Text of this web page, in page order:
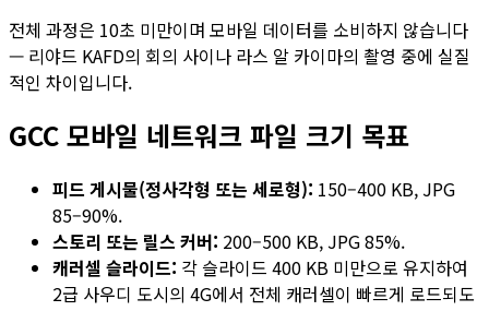
전체 과정은 10초 미만이며 모바일 데이터를 소비하지 않습니다
— 리야드 KAFD의 회의 사이나 라스 알 카이마의 촬영 중에 실질
적인 차이입니다.
GCC 모바일 네트워크 파일 크기 목표
피드 게시물(정사각형 또는 세로형): 150–400 KB, JPG
85–90%.
스토리 또는 릴스 커버: 200–500 KB, JPG 85%.
캐러셀 슬라이드: 각 슬라이드 400 KB 미만으로 유지하여
2급 사우디 도시의 4G에서 전체 캐러셀이 빠르게 로드되도